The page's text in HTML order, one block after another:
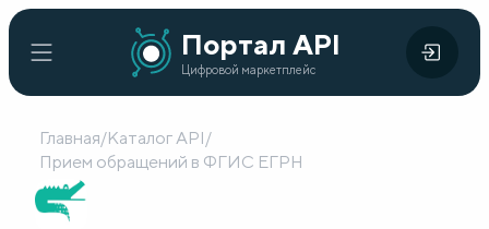
Портал API
Цифровой маркетплейс
Портал
API
Цифровой
маркетплейс
Главная
Каталог
Главная/Каталог API/
Прием обращений в ФГИС ЕГРН